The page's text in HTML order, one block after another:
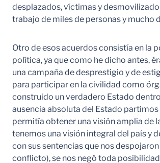
desplazados, víctimas y
trabajo de miles de personas y mucho
Otro de esos acuerdos consistía en la
política, ya que como he dicho antes,
una campaña de desprestigio y de
para participar en la civilidad como
construido un verdadero Estado
ausencia absoluta del Estado
permitía obtener una visión amplia de
tenemos una visión integral del país y
con sus sentencias que nos
conflicto), se nos negó toda